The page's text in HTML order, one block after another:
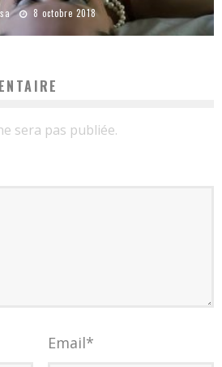
8 octobre 2018
sera pas publiée.
Email*